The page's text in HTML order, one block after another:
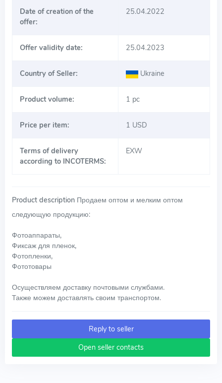
Date of creation of the
offer:
25.04.2022
Offer validity date: 25.04.2023
Country of Seller: Ukraine
Product volume: 1 pc
Price per item: 1 USD
Terms of delivery
according to INCOTERMS:
EXW
Product description Продаем оптом и мелким оптом
следующую продукцию:
Фотоаппараты,
Фиксаж для пленок,
Фотопленки,
Фототовары
Осуществляем доставку почтовыми службами.
Также можем доставлять своим транспортом.
Reply to seller
Open seller contacts